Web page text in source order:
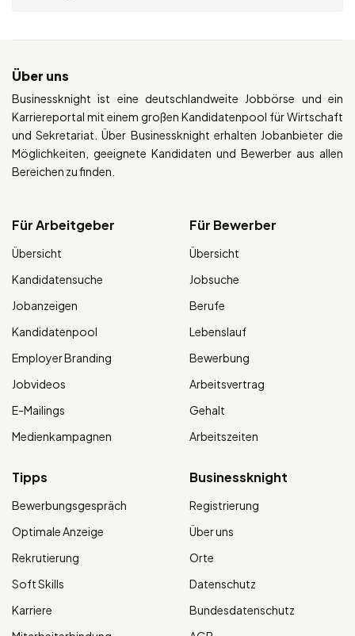
Über uns
Businessknight ist eine deutschlandweite Jobbörse und ein
Karriereportal mit einem großen Kandidatenpool für Wirtschaft
und Sekretariat. Über Businessknight erhalten Jobanbieter die
Möglichkeiten, geeignete Kandidaten und Bewerber aus allen
Bereichen zu finden.
Für Arbeitgeber
Übersicht
Kandidatensuche
Jobanzeigen
Kandidatenpool
Employer Branding
Jobvideos
E-Mailings
Medienkampagnen
Für Bewerber
Übersicht
Jobsuche
Berufe
Lebenslauf
Bewerbung
Arbeitsvertrag
Gehalt
Arbeitszeiten
Tipps
Bewerbungsgespräch
Optimale Anzeige
Rekrutierung
Soft Skills
Karriere
Businessknight
Registrierung
Über uns
Orte
Datenschutz
Bundesdatenschutz